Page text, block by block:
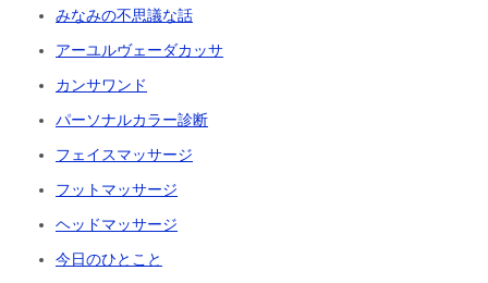
みなみの不思議な話
アーユルヴェーダカッサ
カンサワンド
パーソナルカラー診断
フェイスマッサージ
フットマッサージ
ヘッドマッサージ
今日のひとこと